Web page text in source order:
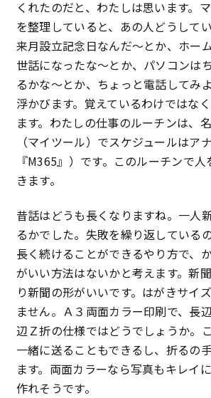
特定商取引法に基づく表記
プライバシーポリシー
くれたのだと、わたしは思います。
を整理していると、あの人どうして
来月設立記念日なんだ〜とか、ホー
世話になったな〜とか、パソコンは
るかな〜とか、ちょっと電話してみ
浮かびます。覚えているわけではな
ます。わたしの仕事のルーチンは、
（マイツール）でスケジュールはア
『M365』）です。このルーチンで
きます。
昔話はどうも長くなりますね。一人
るかでした。失敗を繰り返している
長く続けることができるやり方で、
がいい方法はないかと考えます。新
り新聞の形がいいです。はがきサイ
ません。Ａ３両面カラー印刷で、長
辺Ｚ折の仕様ではどうでしょうか。
一緒に送ることもできるし、折るの
ます。両面カラーなら写真もキレイ
作れそうです。